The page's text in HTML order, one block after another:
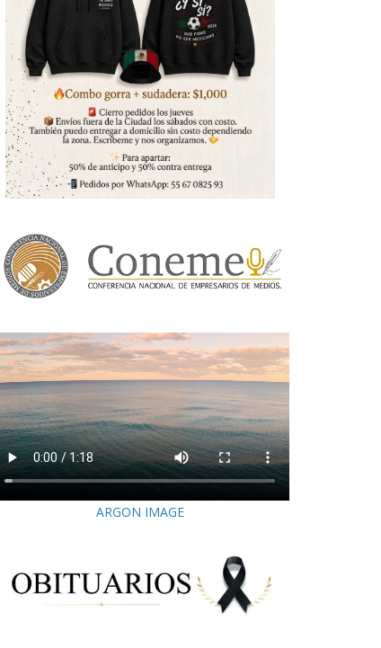
ARGON IMAGE